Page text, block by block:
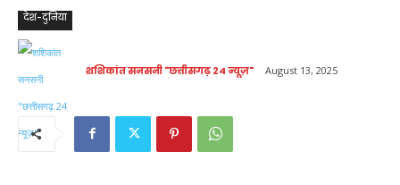
देश-दुनिया
शशिकांत सनसनी "छत्तीसगढ़ 24 न्यूज़" August 13, 2025